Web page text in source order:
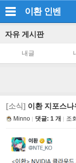
이환 인벤
자유 게시판
내글
[소식] 이환 지포스나
Minno 댓글: 1 개 조